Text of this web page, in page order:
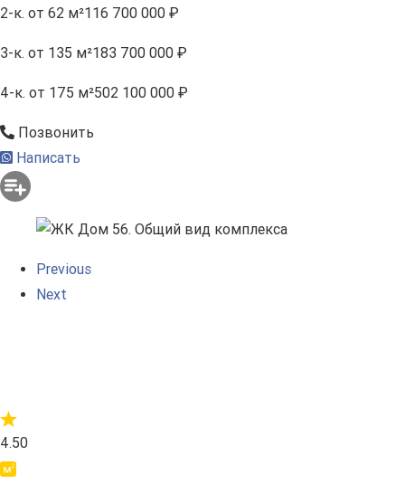
2-к. от 62 м²116 700 000 ₽
3-к. от 135 м²183 700 000 ₽
4-к. от 175 м²502 100 000 ₽
Позвонить
Написать
Previous
Next
4.50